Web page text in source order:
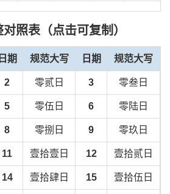
照表（点击可复制）
日期 规范大写 日期 规范大写
2 零贰日 3 零叁日
5 零伍日 6 零陆日
8 零捌日 9 零玖日
11 壹拾壹日 12 壹拾贰日
14 壹拾肆日 15 壹拾伍日